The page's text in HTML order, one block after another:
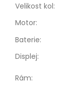
Velikost kol:
Motor:
Baterie:
Displej:
Rám: